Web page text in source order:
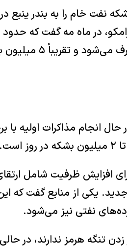
روزانه تا ۷ میلیون بشکه نفت خام را به
برای تغذیه پالایشگاه‌های
انجام مذاکرات اولیه
افزایش ظرفیت شامل
یکی از منابع گفت که
نفتی نیز می‌شود.
تنگه هرمز ندارند، در